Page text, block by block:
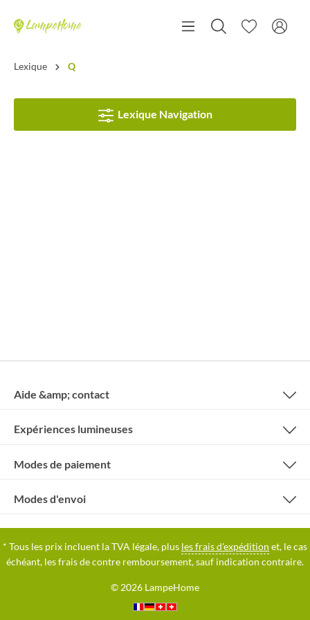
Lexique Q
Lexique Navigation
Aide &amp; contact
Expériences lumineuses
Modes de paiement
Modes d'envoi
* Tous les prix incluent la TVA légale, plus les frais d'expédition et, le cas
échéant, les frais de contre remboursement, sauf indication contraire.
© 2026 LampeHome